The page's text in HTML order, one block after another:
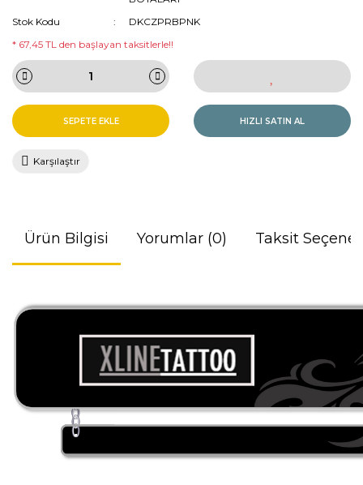
Stok Kodu
DKCZPRBPNK
* 67,45 TL den başlayan taksitlerle!!
SEPETE EKLE HIZLI SATIN AL
Karşılaştır
Ürün Bilgisi Yorumlar (0) Taksit